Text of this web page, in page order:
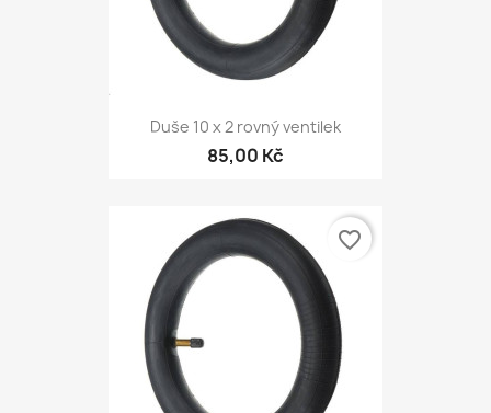
Duše 10 x 2 rovný ventilek
85,00 Kč
favorite_border